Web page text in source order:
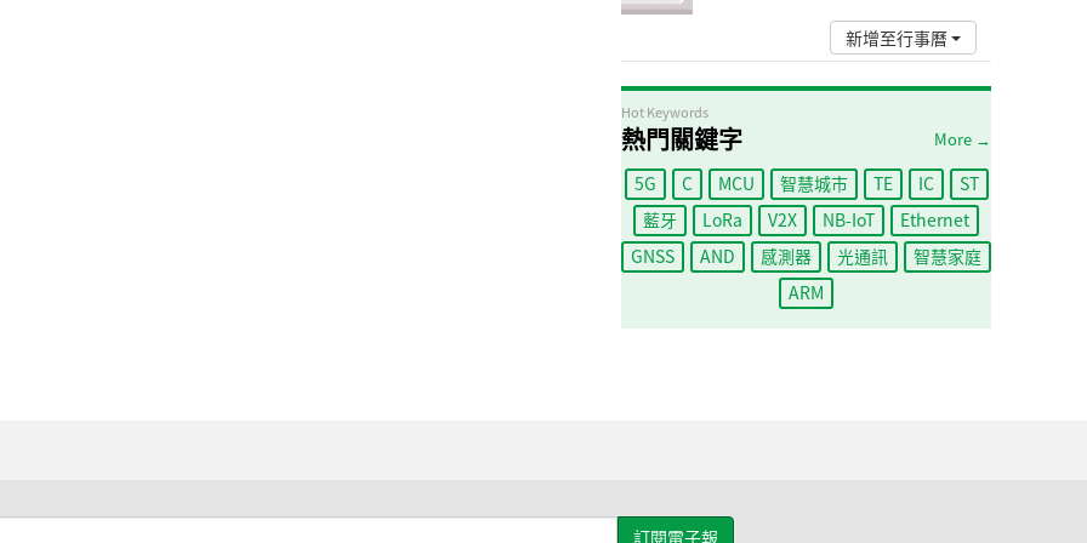
新增至行事曆
Hot Keywords
熱門關鍵字 More →
5G C MCU 智慧城市 TE IC
ST
藍牙
LoRa V2X NB-IoT
Ethernet
GNSS
AND 感測器 光通訊
智慧家庭
ARM